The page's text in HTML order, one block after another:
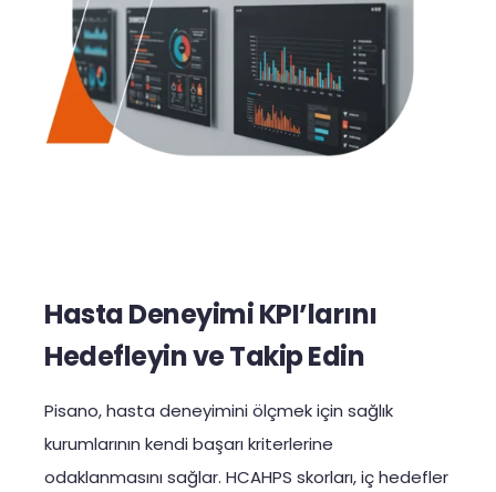
Hasta Deneyimi KPI’larını
Hedefleyin ve Takip Edin
Pisano, hasta deneyimini ölçmek için sağlık
kurumlarının kendi başarı kriterlerine
odaklanmasını sağlar. HCAHPS skorları, iç hedefler